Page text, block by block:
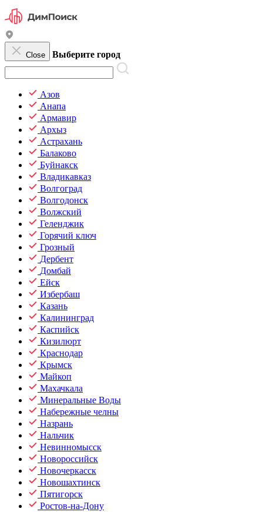
Close Выберите город
Азов
Анапа
Армавир
Архыз
Астрахань
Балаково
Буйнакск
Владикавказ
Волгоград
Волгодонск
Волжский
Геленджик
Горячий ключ
Грозный
Дербент
Домбай
Ейск
Избербаш
Казань
Калининград
Каспийск
Кизилюрт
Краснодар
Крымск
Майкоп
Махачкала
Минеральные Воды
Набережные челны
Назрань
Нальчик
Невинномысск
Новороссийск
Новочеркасск
Новошахтинск
Пятигорск
Ростов-на-Дону